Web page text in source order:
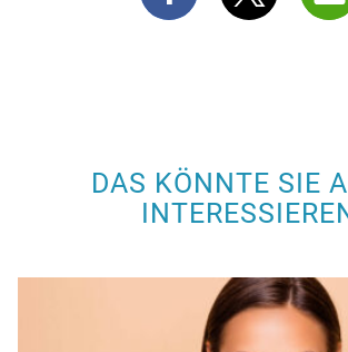
DAS KÖNNTE SIE